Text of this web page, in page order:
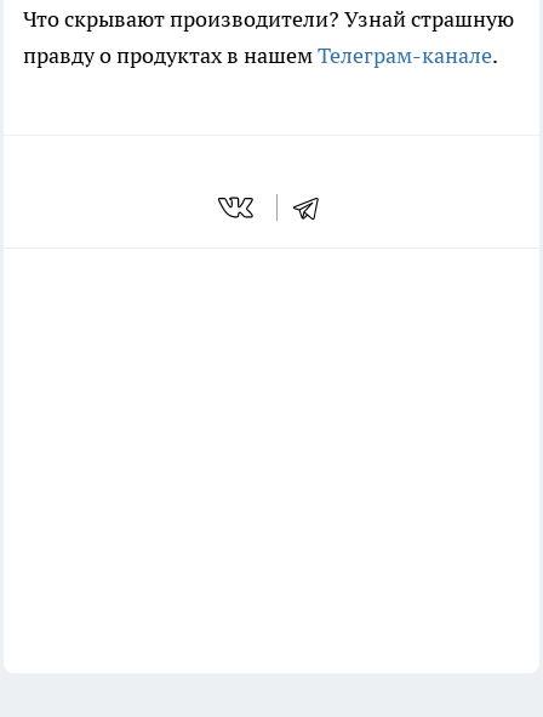
Что скрывают производители? Узнай страшную
правду о продуктах в нашемТелеграм-канале.